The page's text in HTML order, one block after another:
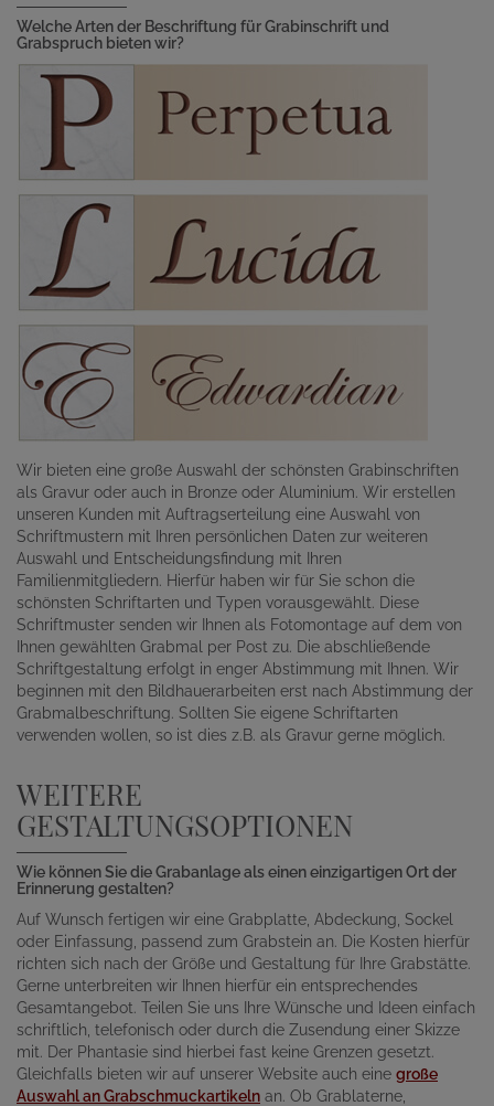
Welche Arten der Beschriftung für Grabinschrift und
Grabspruch bieten wir?
Wir bieten eine große Auswahl der schönsten Grabinschriften
als Gravur oder auch in Bronze oder Aluminium. Wir erstellen
unseren Kunden mit Auftragserteilung eine Auswahl von
Schriftmustern mit Ihren persönlichen Daten zur weiteren
Auswahl und Entscheidungsfindung mit Ihren
Familienmitgliedern. Hierfür haben wir für Sie schon die
schönsten Schriftarten und Typen vorausgewählt. Diese
Schriftmuster senden wir Ihnen als Fotomontage auf dem von
Ihnen gewählten Grabmal per Post zu. Die abschließende
Schriftgestaltung erfolgt in enger Abstimmung mit Ihnen. Wir
beginnen mit den Bildhauerarbeiten erst nach Abstimmung der
Grabmalbeschriftung. Sollten Sie eigene Schriftarten
verwenden wollen, so ist dies z.B. als Gravur gerne möglich.
WEITERE
GESTALTUNGSOPTIONEN
Wie können Sie die Grabanlage als einen einzigartigen Ort der
Erinnerung gestalten?
Auf Wunsch fertigen wir eine Grabplatte, Abdeckung, Sockel
oder Einfassung, passend zum Grabstein an. Die Kosten hierfür
richten sich nach der Größe und Gestaltung für Ihre Grabstätte.
Gerne unterbreiten wir Ihnen hierfür ein entsprechendes
Gesamtangebot. Teilen Sie uns Ihre Wünsche und Ideen einfach
schriftlich, telefonisch oder durch die Zusendung einer Skizze
mit. Der Phantasie sind hierbei fast keine Grenzen gesetzt.
Gleichfalls bieten wir auf unserer Website auch eine große
Auswahl an Grabschmuckartikeln an. Ob Grablaterne,